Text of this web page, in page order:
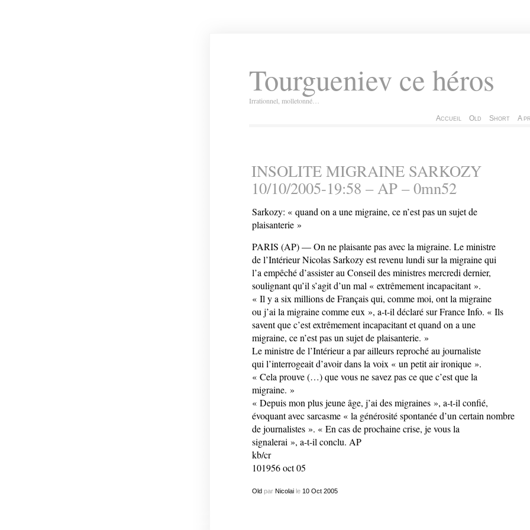
Tourgueniev ce héros
Irrationnel, molletonné…
Accueil Old Short A
INSOLITE MIGRAINE SARKOZY
10/10/2005-19:58 – AP – 0mn52
Sarkozy: « quand on a une migraine, ce n’est pas un sujet de
plaisanterie »
PARIS (AP) — On ne plaisante pas avec la migraine. Le ministre
de l’Intérieur Nicolas Sarkozy est revenu lundi sur la migraine qui
l’a empêché d’assister au Conseil des ministres mercredi dernier,
soulignant qu’il s’agit d’un mal « extrêmement incapacitant ».
« Il y a six millions de Français qui, comme moi, ont la migraine
ou j’ai la migraine comme eux », a-t-il déclaré sur France Info. « Ils
savent que c’est extrêmement incapacitant et quand on a une
migraine, ce n’est pas un sujet de plaisanterie. »
Le ministre de l’Intérieur a par ailleurs reproché au journaliste
qui l’interrogeait d’avoir dans la voix « un petit air ironique ».
« Cela prouve (…) que vous ne savez pas ce que c’est que la
migraine. »
« Depuis mon plus jeune âge, j’ai des migraines », a-t-il confié,
évoquant avec sarcasme « la générosité spontanée d’un certain nombre
de journalistes ». « En cas de prochaine crise, je vous la
signalerai », a-t-il conclu. AP
kb/cr
101956 oct 05
Old par Nicolaile 10 Oct 2005